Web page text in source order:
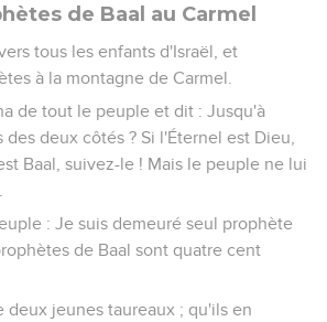
de Baal au Carmel
tous les enfants d'Israël, et
à la montagne de Carmel.
de tout le peuple et dit : Jusqu'à
deux côtés ? Si l'Éternel est Dieu,
Baal, suivez-le ! Mais le peuple ne lui
: Je suis demeuré seul prophète
de Baal sont quatre cent
deux jeunes taureaux ; qu'ils en